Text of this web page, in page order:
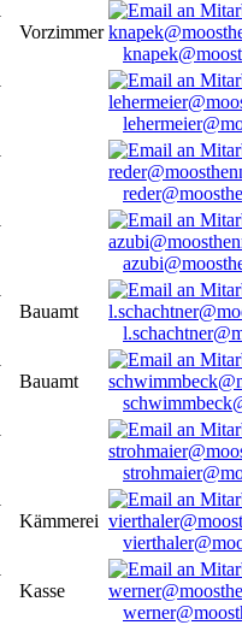
Vorzimmer
Bauamt
Bauamt
Kämmerei
Kasse